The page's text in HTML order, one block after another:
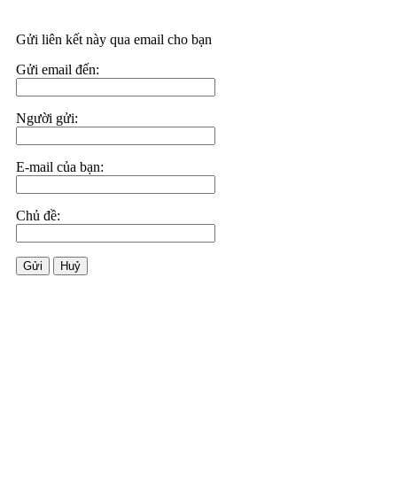
Gửi liên kết này qua email cho bạn
Gửi email đến:
Người gửi:
E-mail của bạn:
Chủ đề:
Gửi Huỷ